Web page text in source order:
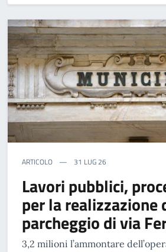
ARTICOLO 31 LUG 26
Lavori pubblici,
per la realizzazione
parcheggio di via
3,2 milioni l’ammontare